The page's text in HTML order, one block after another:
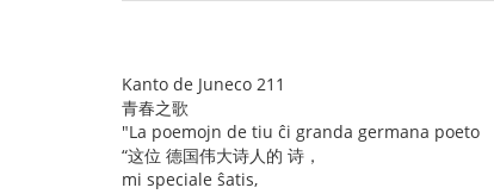
Kanto de Juneco 211
青春之歌
"La poemojn de tiu ĉi granda germana poeto
“这位 德国伟大诗人的 诗，
mi speciale ŝatis,